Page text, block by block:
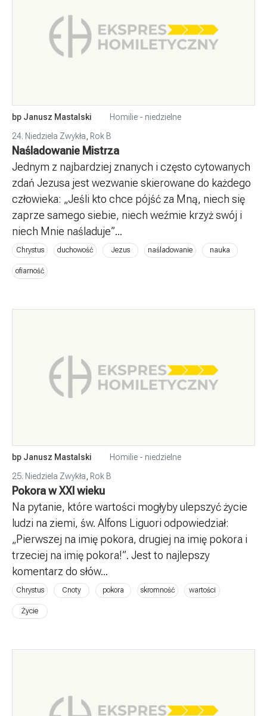
bp Janusz Mastalski
Homilie - niedzielne
24. Niedziela Zwykła
Rok B
Naśladowanie Mistrza
Jednym z najbardziej znanych i często cytowanych
zdań Jezusa jest wezwanie skierowane do każdego
człowieka: „Jeśli kto chce pójść za Mną, niech się
zaprze samego siebie, niech weźmie krzyż swój i
niech Mnie naśladuje”...
Chrystus duchowość Jezus naśladowanie nauka
ofiarność
bp Janusz Mastalski
Homilie - niedzielne
25. Niedziela Zwykła, Rok B
Pokora w XXI wieku
Na pytanie, które wartości mogłyby ulepszyć życie
ludzi na ziemi, św. Alfons Liguori odpowiedział:
„Pierwszej na imię pokora, drugiej na imię pokora i
trzeciej na imię pokora!”. Jest to najlepszy
komentarz do słów...
Chrystus Cnoty pokora skromność wartości
Życie